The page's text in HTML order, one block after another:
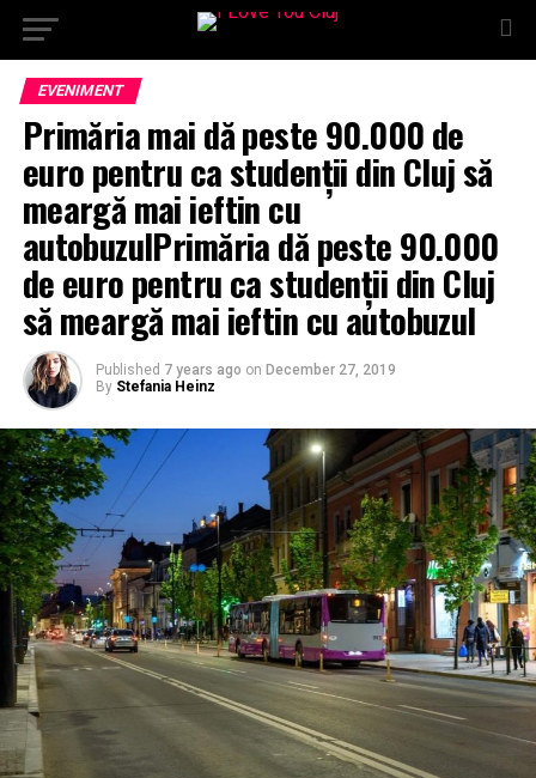
EVENIMENT
Primăria mai dă peste 90.000 de
euro pentru ca studenții din Cluj să
meargă mai ieftin cu
autobuzulPrimăria dă peste 90.000
de euro pentru ca studenții din Cluj
să meargă mai ieftin cu autobuzul
Published 7 years ago on December 27, 2019
By Stefania Heinz